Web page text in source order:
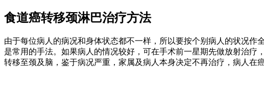
食道癌转移颈淋巴治疗方法
由于每位病人的病况和身体状态都不一样，所以要按个别病人的状况作
是常用的手法。如果病人的情况较好，可在手术前一星期先做放射治
转移至颈及脑，鉴于病况严重，家属及病人本身决定不再治疗，病人在